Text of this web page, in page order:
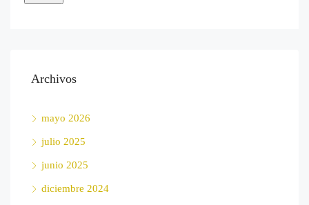
Archivos
mayo 2026
julio 2025
junio 2025
diciembre 2024